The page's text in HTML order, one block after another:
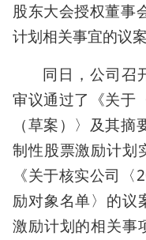
股东大会授权董事
计划相关事宜的议
同日，公司召
审议通过了《关于
（草案）〉及其
制性股票激励计划
《关于核实公司
励对象名单〉的议
激励计划的相关事